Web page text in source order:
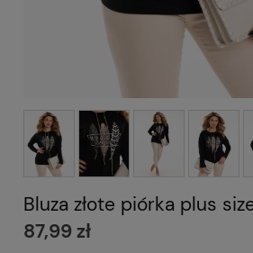
Bluza złote piórka plus
87,99 zł